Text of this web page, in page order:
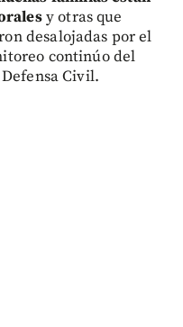
y otras que
desalojadas por el
continúo del
Civil.